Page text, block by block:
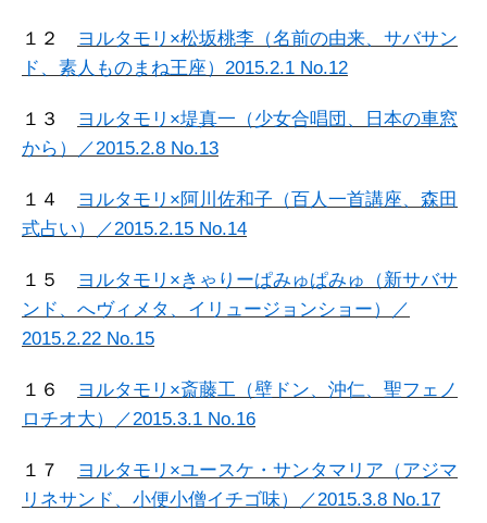
１２
ヨルタモリ×松坂桃李（名前の由来、サバサン
ド、素人ものまね王座）2015.2.1 No.12
１３
ヨルタモリ×堤真一（少女合唱団、日本の車窓
から）／2015.2.8 No.13
１４
ヨルタモリ×阿川佐和子（百人一首講座、森田
式占い）／2015.2.15 No.14
１５
ヨルタモリ×きゃりーぱみゅぱみゅ（新サバサ
ンド、へヴィメタ、イリュージョンショー）／
2015.2.22 No.15
１６
ヨルタモリ×斎藤工（壁ドン、沖仁、聖フェノ
ロチオ大）／2015.3.1 No.16
１７
ヨルタモリ×ユースケ・サンタマリア（アジマ
リネサンド、小便小僧イチゴ味）／2015.3.8 No.17